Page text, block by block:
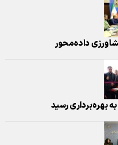
داده‌محور
بهره‌برداری رسید